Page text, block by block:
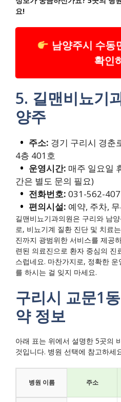
요!
남양주시 수동
확인
5. 길맨비뇨기
양주
주소: 경기 구리시 경춘
4층 401호
운영시간: 매주 일요일
간은 별도 문의 필요)
전화번호: 031-562-
편의시설: 예약, 주차,
길맨비뇨기과의원은 구리와 남
로, 비뇨기계 질환 진단 및 치료
진까지 광범위한 서비스를 제공
련된 의료진으로 환자 중심의 진
스럽네요. 마찬가지로, 정확한
를 하시는 걸 잊지 마세요.
구리시 교문1
약 정보
아래 표는 위에서 설명한 5곳의
것입니다. 병원 선택에 참고하세
병원 이름 주소